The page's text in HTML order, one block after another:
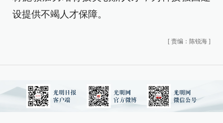
设提供不竭人才保障。
[ 责编：陈锐海 ]